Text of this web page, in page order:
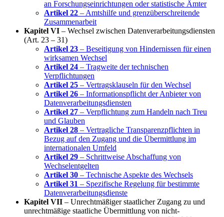
an Forschungseinrichtungen oder statistische Ämter
Artikel 22 – Amtshilfe und grenzüberschreitende
Zusammenarbeit
Kapitel VI – Wechsel zwischen Datenverarbeitungsdiensten
(Art. 23 – 31)
Artikel 23 – Beseitigung von Hindernissen für einen
wirksamen Wechsel
Artikel 24 – Tragweite der technischen
Verpflichtungen
Artikel 25 – Vertragsklauseln für den Wechsel
Artikel 26 – Informationspflicht der Anbieter von
Datenverarbeitungsdiensten
Artikel 27 – Verpflichtung zum Handeln nach Treu
und Glauben
Artikel 28 – Vertragliche Transparenzpflichten in
Bezug auf den Zugang und die Übermittlung im
internationalen Umfeld
Artikel 29 – Schrittweise Abschaffung von
Wechselentgelten
Artikel 30 – Technische Aspekte des Wechsels
Artikel 31 – Spezifische Regelung für bestimmte
Datenverarbeitungsdienste
Kapitel VII – Unrechtmäßiger staatlicher Zugang zu und
unrechtmäßige staatliche Übermittlung von nicht-